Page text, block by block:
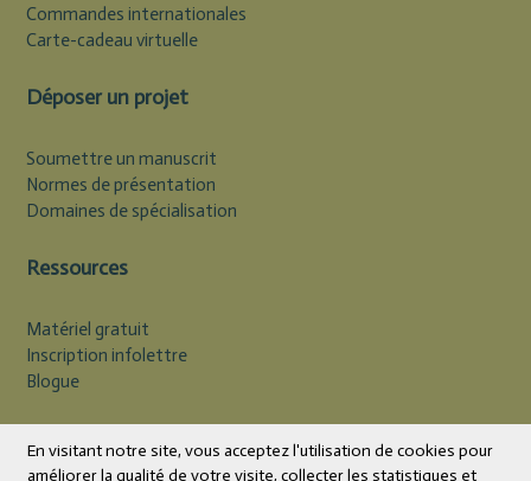
Commandes internationales
Carte-cadeau virtuelle
Déposer un projet
Soumettre un manuscrit
Normes de présentation
Domaines de spécialisation
Ressources
Matériel gratuit
Inscription infolettre
Blogue
En visitant notre site, vous acceptez l'utilisation de cookies pour
améliorer la qualité de votre visite, collecter les statistiques et